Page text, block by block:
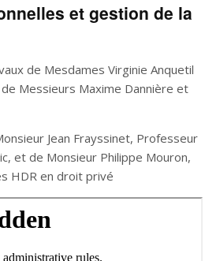
et gestion de la
de Mesdames Virginie Anquetil
Messieurs Maxime Dannière et
Jean Frayssinet, Professeur
et de Monsieur Philippe Mouron,
HDR en droit privé